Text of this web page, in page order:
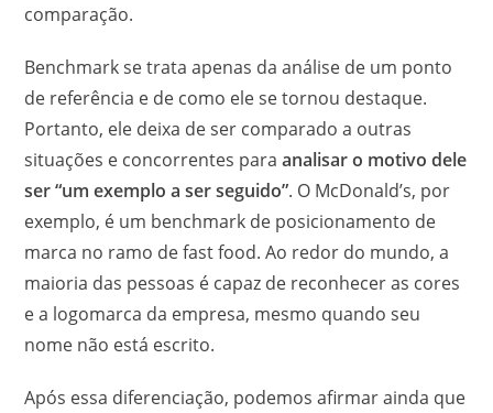
comparação.
Benchmark se trata apenas da análise de um ponto
de referência e de como ele se tornou destaque.
Portanto, ele deixa de ser comparado a outras
situações e concorrentes paraanalisar o motivo dele
ser “um exemplo a ser seguido”. O McDonald’s, por
exemplo, é um benchmark de posicionamento de
marca no ramo de fast food. Ao redor do mundo, a
maioria das pessoas é capaz de reconhecer as cores
e a logomarca da empresa, mesmo quando seu
nome não está escrito.
Após essa diferenciação, podemos afirmar ainda que